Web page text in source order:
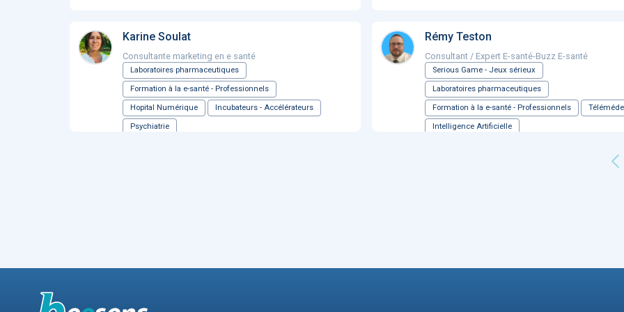
Karine Soulat
Consultante marketing en e santé
Laboratoires pharmaceutiques
Formation à la e-santé - Professionnels
Hopital Numérique Incubateurs - Accélérateurs
Psychiatrie
Rémy Teston
Consultant / Expert E-santé-Buzz E-santé
Serious Game - Jeux sérieux
Laboratoires pharmaceutiques
Formation à la e-santé - Professionnels
Intelligence Artificielle